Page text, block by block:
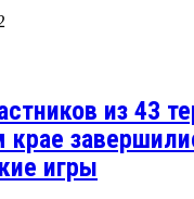
из 43
крае
игры